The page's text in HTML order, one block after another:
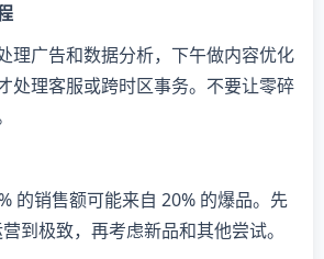
理广告和数据分析，下午做内容优化
处理客服或跨时区事务。不要让零碎
的销售额可能来自 20% 的爆品。先
到极致，再考虑新品和其他尝试。